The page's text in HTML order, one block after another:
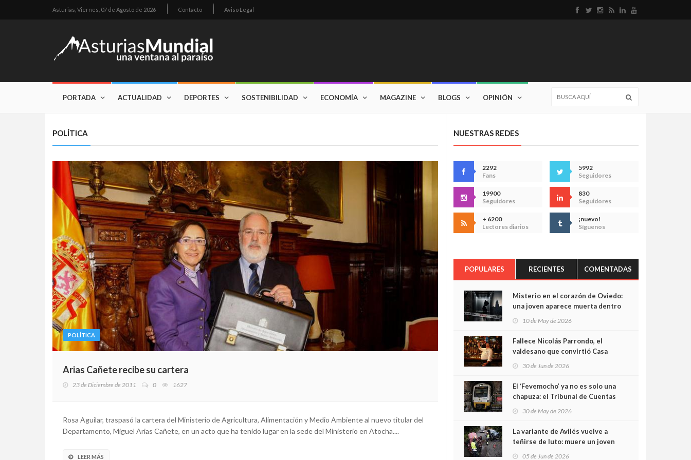
Asturias, Viernes, 07 de Agosto de 2026 Contacto Aviso Legal
PORTADA ACTUALIDAD DEPORTES SOSTENIBILIDAD ECONOMÍA MAGAZINE BLOGS OPINIÓN
POLÍTICA
POLÍTICA
Arias Cañete recibe su cartera
23 de Diciembre de 2011 0 1627
Rosa Aguilar, traspasó la cartera del Ministerio de Agricultura, Alimentación y Medio Ambiente al nuevo titular del
Departamento, Miguel Arias Cañete, en un acto que ha tenido lugar en la sede del Ministerio en Atocha....
LEER MÁS
NUESTRAS REDES
2292
Fans
5992
Seguidores
19900
Seguidores
830
Seguidores
+ 6200
Lectores diarios
¡nuevo!
Síguenos
POPULARES RECIENTES COMENTADAS
Misterio en el corazón de Oviedo:
una joven aparece muerta dentro
cámaras captan sus últimos
minutos
10 de May de 2026
Fallece Nicolás Parrondo, el
valdesano que convirtió Casa
30 de Jun de 2026
El ‘Fevemocho’ ya no es solo una
chapuza: el Tribunal de Cuentas
sobrecoste de los trenes que no
cabían por los túneles
30 de May de 2026
La variante de Avilés vuelve a
teñirse de luto: muere un joven
05 de Jun de 2026